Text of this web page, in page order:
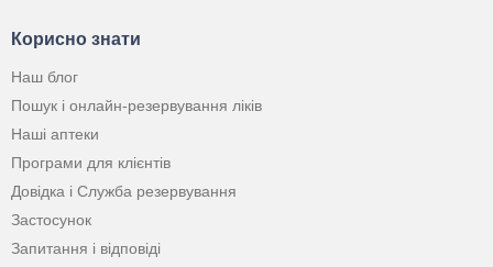
Корисно знати
Наш блог
Пошук і онлайн-резервування ліків
Наші аптеки
Програми для клієнтів
Довідка і Служба резервування
Застосунок
Запитання і відповіді